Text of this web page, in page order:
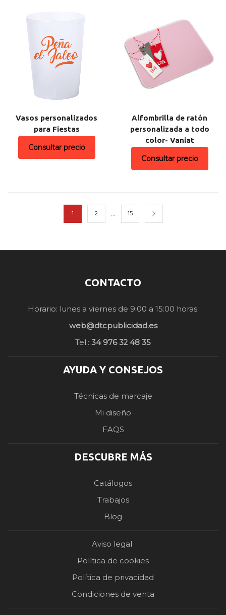
Vasos personalizados
para Fiestas
Consultar precio
Alfombrilla de ratón
personalizada a todo
color- Vaniat
Consultar precio
1 2 … 15
CONTACTO
Horario: lunes a viernes de 9:00 a 15:00 horas.
web@dtcpublicidad.es
Tel.: 34 976 32 48 35
AYUDA Y CONSEJOS
Técnicas de marcaje
Mi diseño
FAQS
DESCUBRE MÁS
Catálogos
Trabajos
Blog
Aviso legal
Política de cookies
Política de privacidad
Condiciones de venta